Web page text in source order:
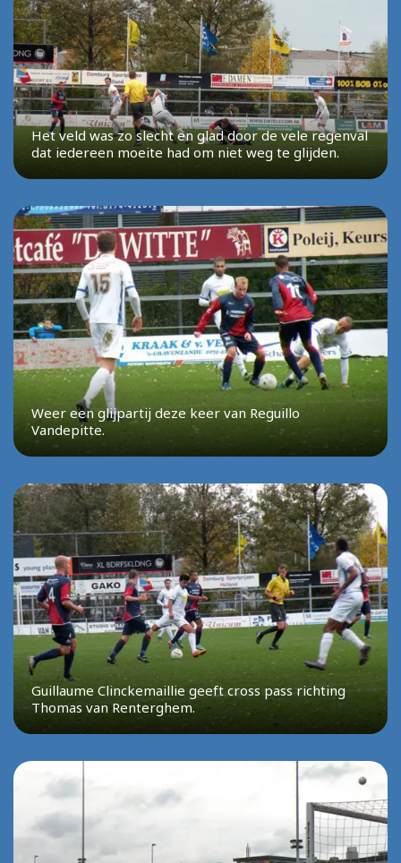
Het veld was zo slecht en glad door de vele regenval
dat iedereen moeite had om niet weg te glijden.
Weer een glijpartij deze keer van Reguillo
Vandepitte.
Guillaume Clinckemaillie geeft cross pass richting
Thomas van Renterghem.